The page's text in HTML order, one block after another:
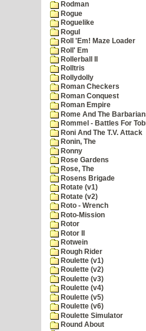
Rodman
Rogue
Roguelike
Rogul
Roll 'Em! Maze Loader
Roll' Em
Rollerball II
Rolltris
Rollydolly
Roman Checkers
Roman Conquest
Roman Empire
Rome And The
Rommel - Battles For
Roni And The T.V. Attack
Ronin, The
Ronny
Rose Gardens
Rose, The
Rosens Brigade
Rotate (v1)
Rotate (v2)
Roto - Wrench
Roto-Mission
Rotor
Rotor II
Rotwein
Rough Rider
Roulette (v1)
Roulette (v2)
Roulette (v3)
Roulette (v4)
Roulette (v5)
Roulette (v6)
Roulette Simulator
Round About